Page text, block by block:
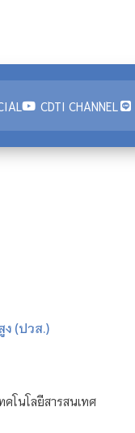
CDTI CHANNEL
(ปวส.)
โนโลยีสารสนเทศ